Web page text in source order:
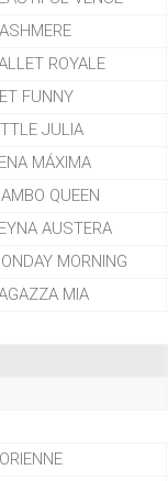
ROYALE
FUNNY
JULIA
MÁXIMA
QUEEN
AUSTERA
MORNING
MIA